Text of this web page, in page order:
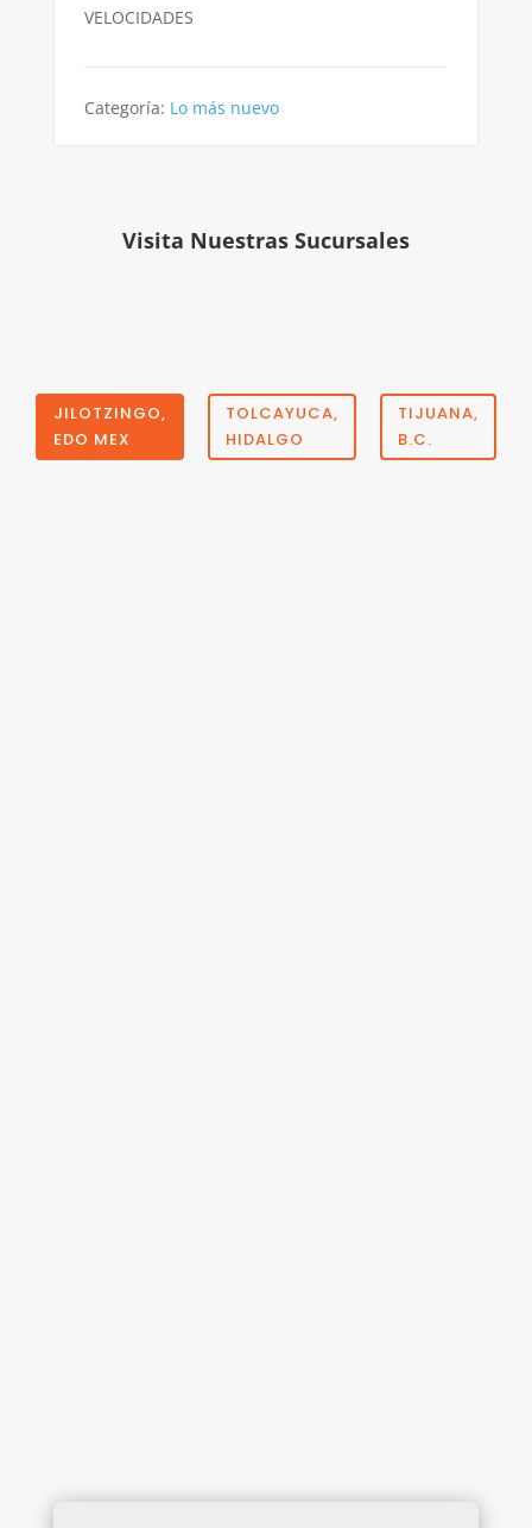
VELOCIDADES
Categoría: Lo más nuevo
Visita Nuestras Sucursales
JILOTZINGO,
EDO MEX
TOLCAYUCA,
HIDALGO
TIJUANA,
B.C.